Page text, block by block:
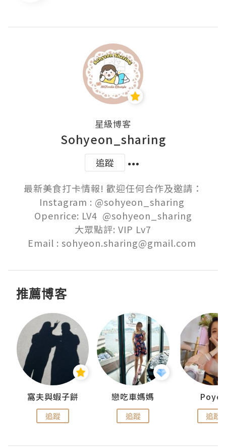
星級博客
Sohyeon_sharing
追蹤
最新美食打卡情報! 歡迎任何合作及邀請：
Instagram : @sohyeon_sharing
Openrice: LV4  @sohyeon_sharing
大眾點評: VIP Lv7
推薦博客
窩夫與蝦子餅
追蹤
戀吃車媽媽
追蹤 追蹤